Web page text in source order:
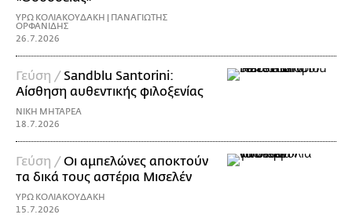
ΥΡΩ ΚΟΛΙΑΚΟΥΔΑΚΗ | ΠΑΝΑΓΙΩΤΗΣ
ΟΡΦΑΝΙΔΗΣ
26.7.2026
Γεύση / Sandblu Santorini:
Αίσθηση αυθεντικής φιλοξενίας
ΝΙΚΗ ΜΗΤΑΡΕΑ
18.7.2026
Γεύση /Οι αμπελώνες αποκτούν
τα δικά τους αστέρια Μισελέν
ΥΡΩ ΚΟΛΙΑΚΟΥΔΑΚΗ
15.7.2026